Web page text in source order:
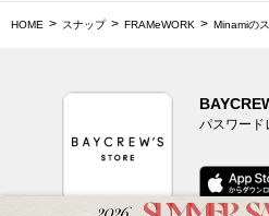
HOME スナップ FRAMeWORK Minamiの
パスワード